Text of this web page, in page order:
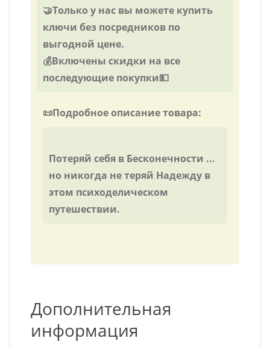
🤝Только у нас вы можете купить
ключи без посредников по
выгодной цене.
💰Включены скидки на все
последующие покупки💵
📜Подробное описание товара:
Потеряй себя в Бесконечности ...
но никогда не теряй Надежду в
этом психоделическом
путешествии.
Дополнительная
информация